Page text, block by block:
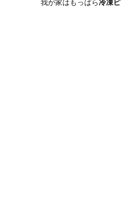
我が家はもっぱら冷凍